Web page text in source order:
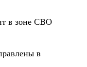
в зоне СВО
в